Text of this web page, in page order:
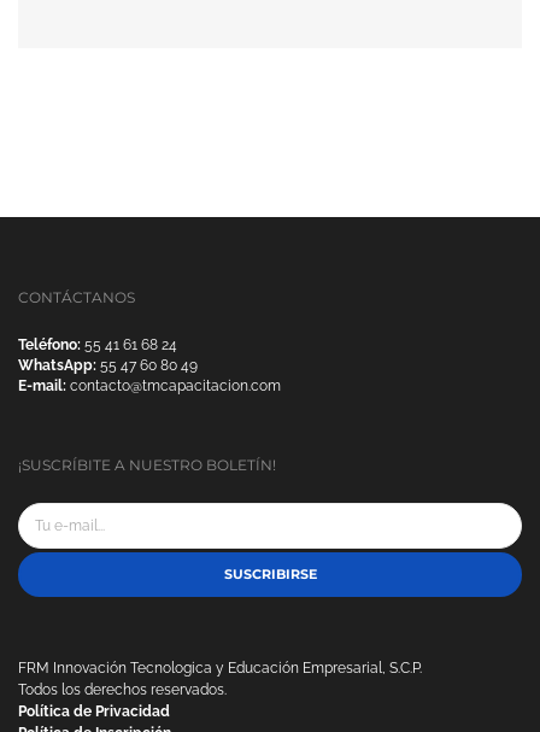
CONTÁCTANOS
Teléfono: 55 41 61 68 24
WhatsApp: 55 47 60 80 49
E-mail: contacto@tmcapacitacion.com
¡SUSCRÍBITE A NUESTRO BOLETÍN!
SUSCRIBIRSE
FRM Innovación Tecnologica y Educación Empresarial, S.C.P.
Todos los derechos reservados.
Política de Privacidad